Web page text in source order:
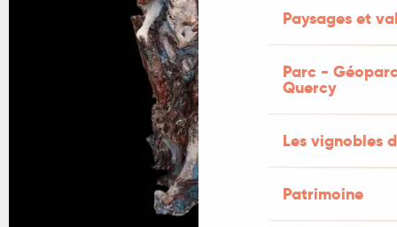
Paysages et
Parc -
Quercy
Les vignobles
Patrimoine